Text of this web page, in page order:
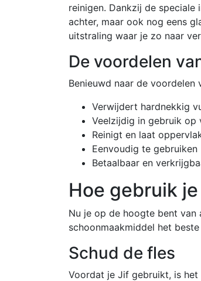
reinigen. Dankzij de
achter, maar ook nog eens
uitstraling waar je zo naar
De voordelen
Benieuwd naar de
Verwijdert hardnekkig
Veelzijdig in gebruik op
Reinigt en laat
Eenvoudig te gebruiken
Betaalbaar en
Hoe gebruik
Nu je op de hoogte bent
schoonmaakmiddel het
Schud de fles
Voordat je Jif gebruikt, is